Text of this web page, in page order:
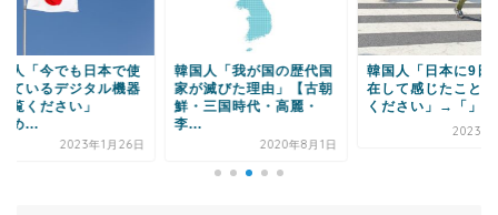
人「今でも日本で使
ているデジタル機器
覧ください」
...
2023年1月26日
韓国人「我が国の歴代国
家が滅びた理由」【古朝
鮮・三国時代・高麗・
李...
2020年8月1日
韓国人「日本に9日
在して感じたことを
ください」→「」
2023年1